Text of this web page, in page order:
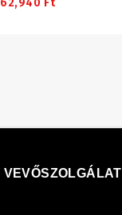
VEVŐSZOLGÁLAT